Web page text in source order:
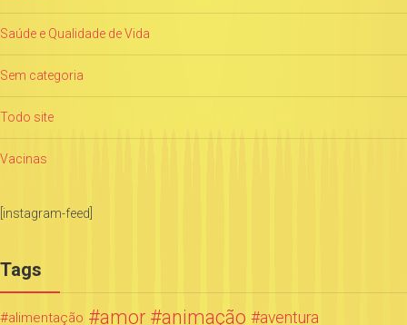
Saúde e Qualidade de Vida
Sem categoria
Todo site
Vacinas
[instagram-feed]
Tags
alimentação amor animação aventura